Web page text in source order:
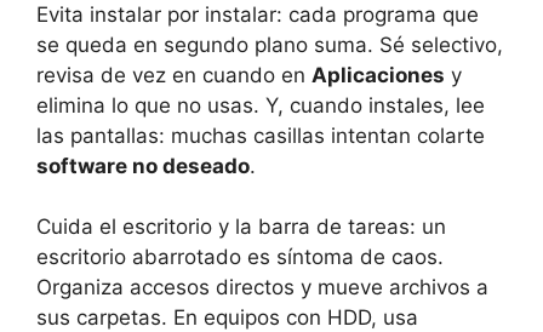
Evita instalar por instalar: cada programa que
se queda en segundo plano suma. Sé selectivo,
revisa de vez en cuando en Aplicaciones y
elimina lo que no usas. Y, cuando instales, lee
las pantallas: muchas casillas intentan colarte
software no deseado.
Cuida el escritorio y la barra de tareas: un
escritorio abarrotado es síntoma de caos.
Organiza accesos directos y mueve archivos a
sus carpetas. En equipos con HDD, usa